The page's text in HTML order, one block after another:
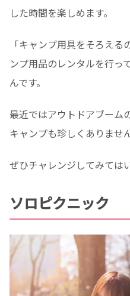
した時間を楽しめます。
「キャンプ用具をそろえ
ンプ用品のレンタルを行っ
んです。
最近ではアウトドアブーム
キャンプも珍しくありません
ぜひチャレンジしてみては
ソロピクニック